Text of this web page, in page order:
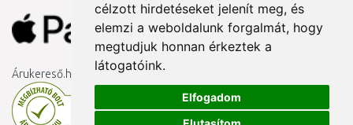
célzott hirdetéseket jelenít meg, és
elemzi a weboldalunk forgalmát, hogy
megtudjuk honnan érkeztek a
látogatóink.
Elfogadom
Árukereső.hu